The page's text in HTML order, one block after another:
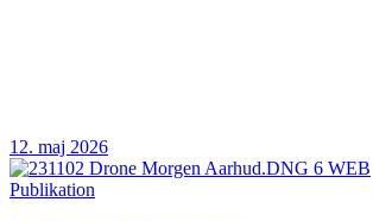
12. maj 2026
Publikation